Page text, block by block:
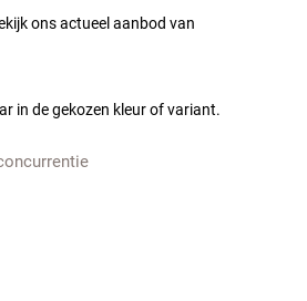
ons actueel aanbod van
in de gekozen kleur of variant.